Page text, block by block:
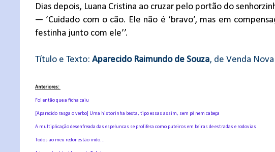
Dias depois, Luana Cristina ao cruzar pelo portão do
— ‘Cuidado com o cão. Ele não é ‘bravo’, mas em
festinha junto com ele’’.
Título e Texto: Aparecido Raimundo de Souza, de Venda
Anteriores:
Foi então que a ficha caiu
[Aparecido rasga o verbo] Uma historinha besta, tipo essas assim, sem pé nem cabeça
A multiplicação desenfreada das espeluncas se prolifera como puteiros em beiras de estradas e rodovias
Todos ao meu redor estão indo...